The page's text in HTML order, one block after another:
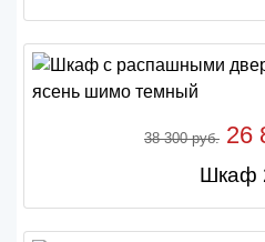
38 300 руб. 26
Шкаф